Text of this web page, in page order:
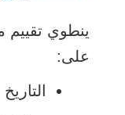
على: